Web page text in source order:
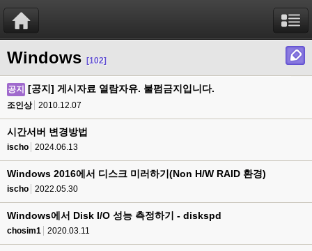
Windows [102]
공지 [공지] 게시자료 열람자유. 불펌금지입니다.
조인상 2010.12.07
시간서버 변경방법
ischo 2024.06.13
Windows 2016에서 디스크 미러하기(Non H/W RAID 환경)
ischo 2022.05.30
Windows에서 Disk I/O 성능 측정하기 - diskspd
chosim1 2020.03.11